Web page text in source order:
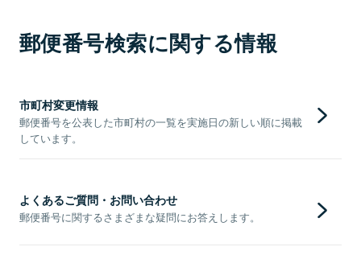
郵便番号検索に関する情報
市町村変更情報
郵便番号を公表した市町村の一覧を実施日の新しい順に掲載
しています。
よくあるご質問・お問い合わせ
郵便番号に関するさまざまな疑問にお答えします。